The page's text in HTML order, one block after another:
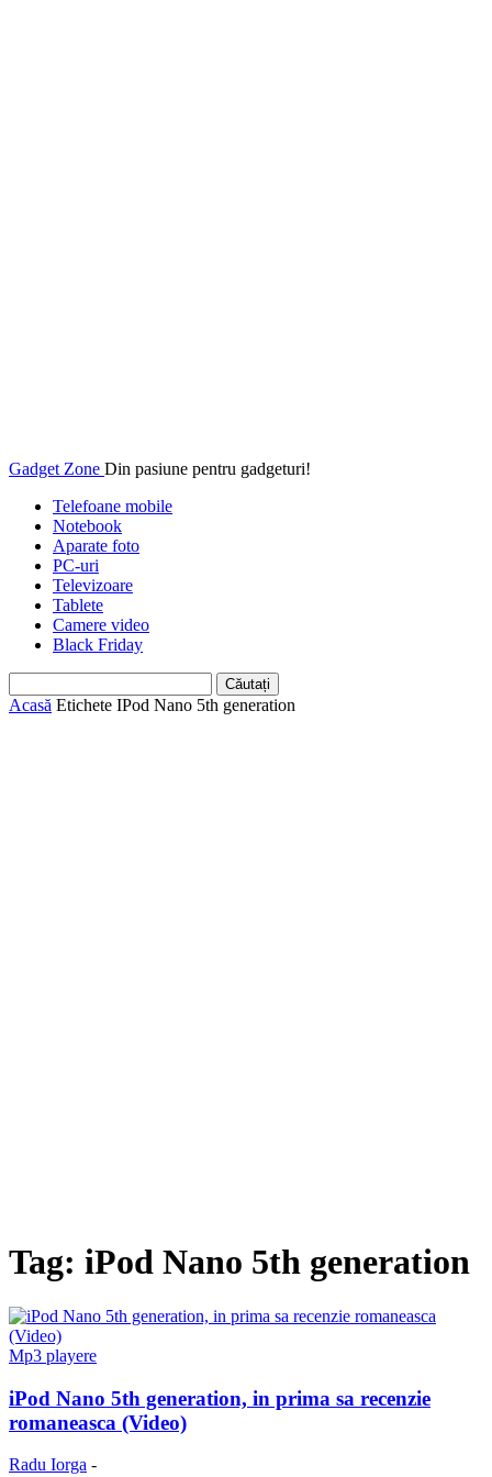
Gadget Zone Din pasiune pentru gadgeturi!
Telefoane mobile
Notebook
Aparate foto
PC-uri
Televizoare
Tablete
Camere video
Black Friday
Acasă Etichete IPod Nano 5th generation
Tag: iPod Nano 5th generation
Mp3 playere
iPod Nano 5th generation, in prima sa recenzie
romaneasca (Video)
Radu Iorga -